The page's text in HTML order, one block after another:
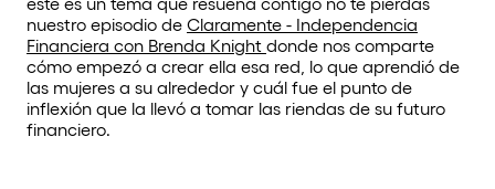
nuestro episodio de Claramente - Independencia
Financiera con Brenda Knight donde nos comparte
cómo empezó a crear ella esa red, lo que aprendió de
las mujeres a su alrededor y cuál fue el punto de
inflexión que la llevó a tomar las riendas de su futuro
financiero.